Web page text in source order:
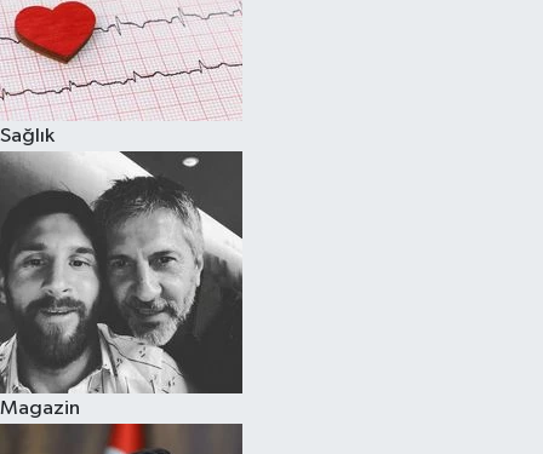
Sağlık
Magazin